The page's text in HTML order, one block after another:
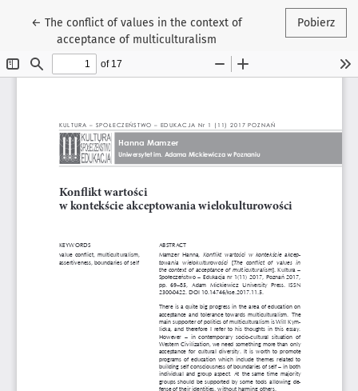
←Wróć do szczegółów artykułu
The conflict of values in the context of
acceptance of multiculturalism
Pobierz